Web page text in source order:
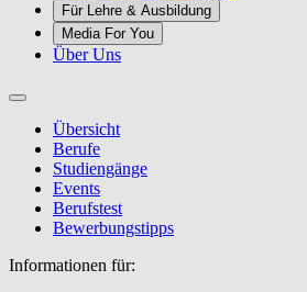
Für Lehre & Ausbildung
Media For You
Über Uns
Übersicht
Berufe
Studiengänge
Events
Berufstest
Bewerbungstipps
Informationen für: